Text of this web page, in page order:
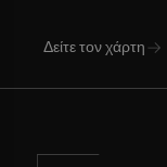
Δείτε τον χάρτη